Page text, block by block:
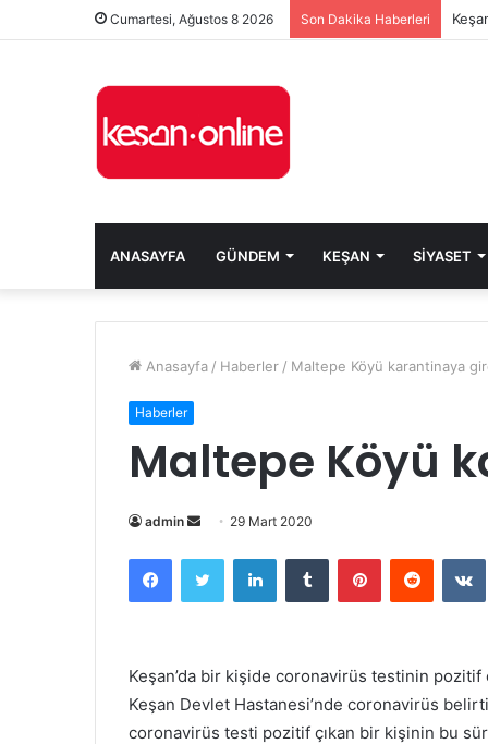
Cumartesi, Ağustos 8 2026 Son Dakika Haberleri
ANASAYFA GÜNDEM KEŞAN SIYASET
Anasayfa / Haberler / Maltepe Köyü karantinaya
Haberler
Maltepe Köyü
admin
Bir
posta
göndermek
29 Mart 2020
FacebookTwitter LinkedInTumblr PinterestReddit
Keşan’da bir kişide coronavirüs testinin pozitif
Keşan Devlet Hastanesi’nde coronavirüs
coronavirüs testi pozitif çıkan bir kişinin bu